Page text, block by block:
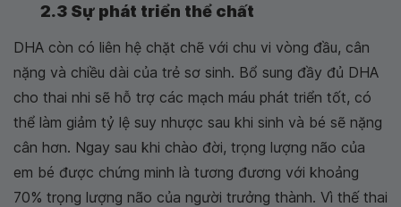
2.3 Sự phát triển thể chất
DHA còn có liên hệ chặt chẽ với chu vi vòng đầu, cân
nặng và chiều dài của trẻ sơ sinh. Bổ sung đầy đủ DHA
cho thai nhi sẽ hỗ trợ các mạch máu phát triển tốt, có
thể làm giảm tỷ lệ suy nhược sau khi sinh và bé sẽ nặng
cân hơn. Ngay sau khi chào đời, trọng lượng não của
em bé được chứng minh là tương đương với khoảng
70% trọng lượng não của người trưởng thành. Vì thế thai